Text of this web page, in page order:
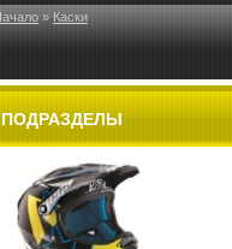
» Каски
ПОДРАЗДЕЛЫ